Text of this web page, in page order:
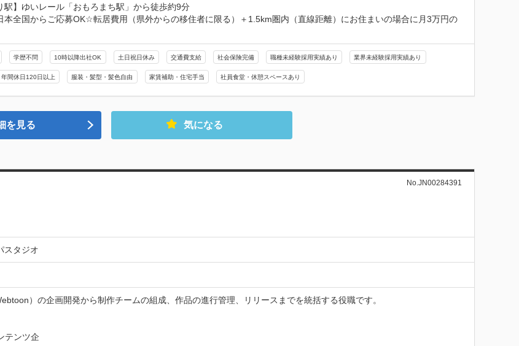
駅】ゆいレール「おもろまち駅」から徒歩約9分
本全国からご応募OK☆転居費用（県外からの移住者に限る）＋1.5km圏内（直線距離）にお住まいの場合に月3万円の
学歴不問 10時以降出社OK 土日祝日休み 交通費支給 社会保険完備 職種未経験採用実績あり 業界未経験採用実績あり
年間休日120日以上 服装・髪型・髪色自由 家賃補助・住宅手当 社員食堂・休憩スペースあり
を見る 気になる
No.JN00284391
スタジオ
）の企画開発から制作チームの組成、作品の進行管理、リリースまでを統括する役職です。
テンツ企